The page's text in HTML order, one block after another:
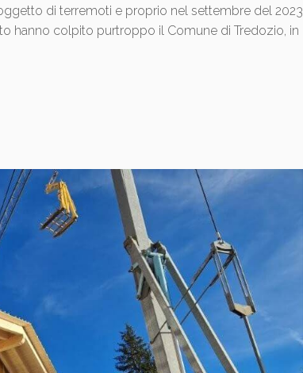
di terremoti e proprio nel settembre del 2023
hanno colpito purtroppo il Comune di Tredozio, in